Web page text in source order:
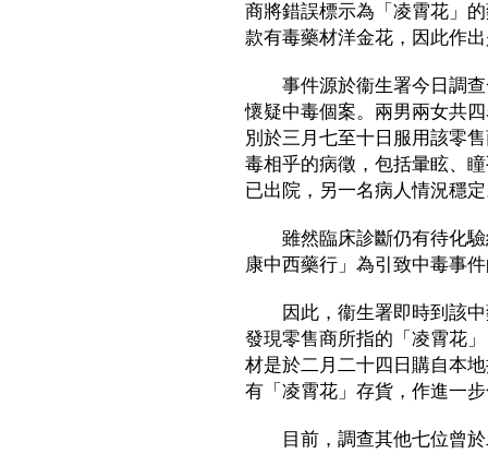
商將錯誤標示為「凌霄花」
款有毒藥材洋金花，因此作
事件源於衞生署今日調查
懷疑中毒個案。兩男兩女共
別於三月七至十日服用該零
毒相乎的病徵，包括暈眩、
已出院，另一名病人情況穩
雖然臨床診斷仍有待化驗
康中西藥行」為引致中毒事
因此，衞生署即時到該中
發現零售商所指的「凌霄花
材是於二月二十四日購自本
有「凌霄花」存貨，作進一
目前，調查其他七位曾於